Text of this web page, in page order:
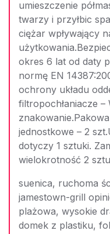
umieszczenie
twarzy i przyłbic
ciężar wpływający
okres 6 lat od daty
normę EN
ochrony układu
filtropochłaniacze –
jednostkowe – 2
dotyczy 1 sztuki.
wielokrotność 2
suenica, ruchoma
jamestown-grill
plażowa, wysokie
domek z plastiku,